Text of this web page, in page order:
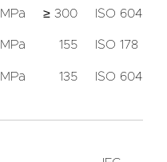
MPa ≥ 300
ISO 604
MPa 155 ISO 178
MPa 135 ISO 604